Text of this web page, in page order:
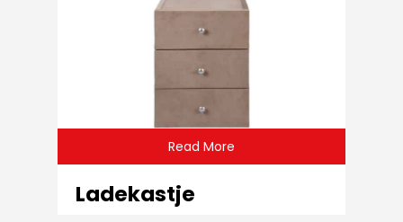
Read More
Ladekastje